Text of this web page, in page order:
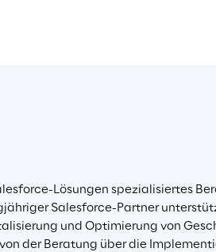
Lösungen spezialisiertes
Salesforce-Partner
und Optimierung von
der Beratung über die